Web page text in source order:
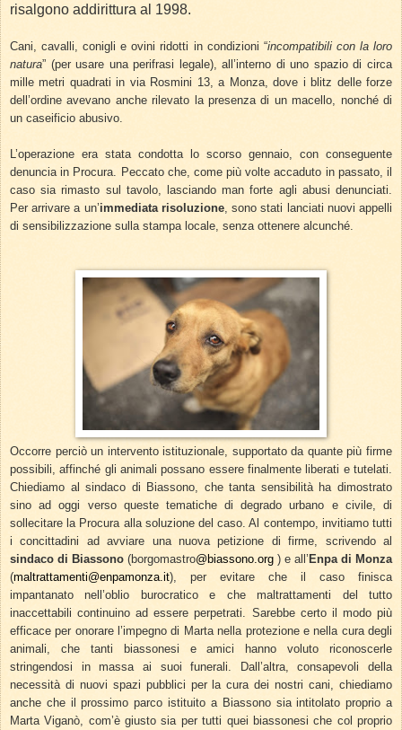
risalgono addirittura al 1998.
Cani, cavalli, conigli e ovini ridotti in condizioni “incompatibili con la loro
natura” (per usare una perifrasi legale), all’interno di uno spazio di circa
mille metri quadrati in via Rosmini 13, a Monza, dove i blitz delle forze
dell’ordine avevano anche rilevato la presenza di un macello, nonché di
un caseificio abusivo.
L’operazione era stata condotta lo scorso gennaio, con conseguente
denuncia in Procura. Peccato che, come più volte accaduto in passato, il
caso sia rimasto sul tavolo, lasciando man forte agli abusi denunciati.
Per arrivare a un’immediata risoluzione, sono stati lanciati nuovi appelli
di sensibilizzazione sulla stampa locale, senza ottenere alcunché.
Occorre perciò un intervento istituzionale, supportato da quante più firme
possibili, affinché gli animali possano essere finalmente liberati e tutelati.
Chiediamo al sindaco di Biassono, che tanta sensibilità ha dimostrato
sino ad oggi verso queste tematiche di degrado urbano e civile, di
sollecitare la Procura alla soluzione del caso. Al contempo, invitiamo tutti
i concittadini ad avviare una nuova petizione di firme, scrivendo al
sindaco di Biassono (borgomastro@biassono.org ) e all’ Enpa di Monza
(maltrattamenti@enpamonza.it), per evitare che il caso finisca
impantanato nell’oblio burocratico e che maltrattamenti del tutto
inaccettabili continuino ad essere perpetrati. Sarebbe certo il modo più
efficace per onorare l’impegno di Marta nella protezione e nella cura degli
animali, che tanti biassonesi e amici hanno voluto riconoscerle
stringendosi in massa ai suoi funerali. Dall’altra, consapevoli della
necessità di nuovi spazi pubblici per la cura dei nostri cani, chiediamo
anche che il prossimo parco istituito a Biassono sia intitolato proprio a
Marta Viganò, com’è giusto sia per tutti quei biassonesi che col proprio